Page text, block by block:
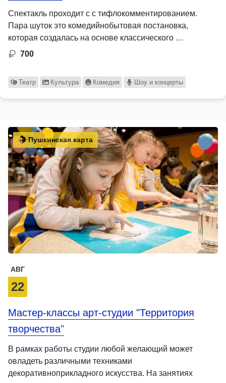
Спектакль проходит с с тифлокомментированием.
Пара шуток это комедийнобытовая постановка,
которая создалась на основе классического …
700
Театр Культура Комедия Шоу и концерты
Пушкинская карта
АВГ
22
Мастер-классы арт-студии "Территория
творчества"
В рамках работы студии любой желающий может
овладеть различными техниками
декоративноприкладного искусства. На занятиях